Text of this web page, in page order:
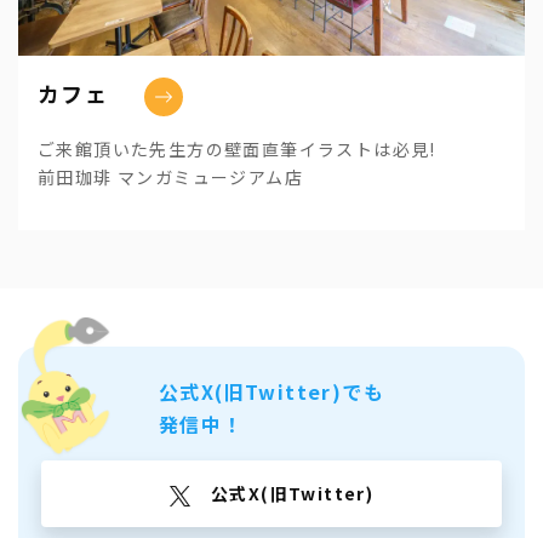
カフェ
ご来館頂いた先生方の壁面直筆イラストは必見!
前田珈琲 マンガミュージアム店
公式X(旧Twitter)でも
発信中！
公式X(旧Twitter)